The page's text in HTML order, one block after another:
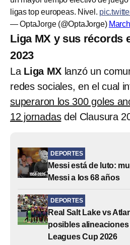
ligas top europeas. Nivel.
— OptaJorge (@OptaJorge)
Liga MX y sus récords
2023
La Liga MX lanzó un
redes sociales, en el cual
superaron los 300 goles
12 jornadasdel Clausura
DEPORTES
Messi está de luto:
Messi a los 68 años
DEPORTES
Real Salt Lake vs
posibles
Leagues Cup 2026